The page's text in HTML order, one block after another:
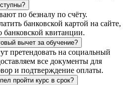
по безналу по счёту.
банковской картой на сайте,
банковской квитанции.
вычет за обучение?
претендовать на социальный
все документы для
и подтверждение оплаты.
пройти курс в срок?